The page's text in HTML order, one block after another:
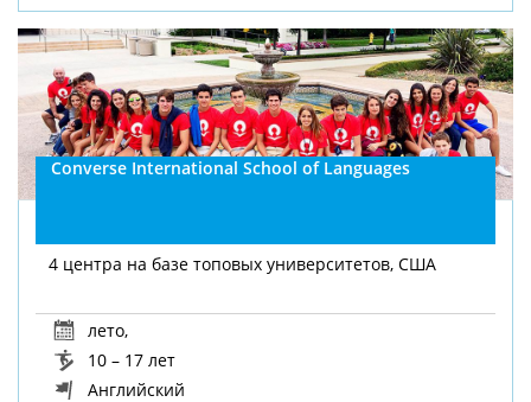
Converse International School of Languages
4 центра на базе топовых университетов, США
лето,
10 – 17 лет
Английский